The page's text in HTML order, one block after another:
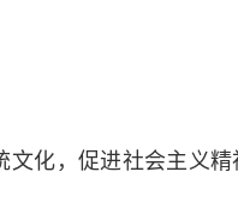
化，促进社会主义